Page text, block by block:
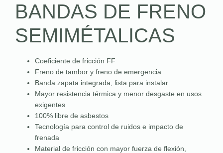
BANDAS DE FRENO
SEMIMÉTALICAS
Coeficiente de fricción FF
Freno de tambor y freno de emergencia
Banda zapata integrada, lista para instalar
Mayor resistencia térmica y menor desgaste en usos
exigentes
100% libre de asbestos
Tecnología para control de ruidos e impacto de
frenada
Material de fricción con mayor fuerza de flexión,